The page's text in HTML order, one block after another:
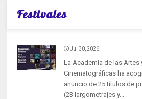
Festivales
Jul 30, 2026
La Academia de las Artes
Cinematográficas ha
anuncio de 25 títulos de
(23 largometrajes y...